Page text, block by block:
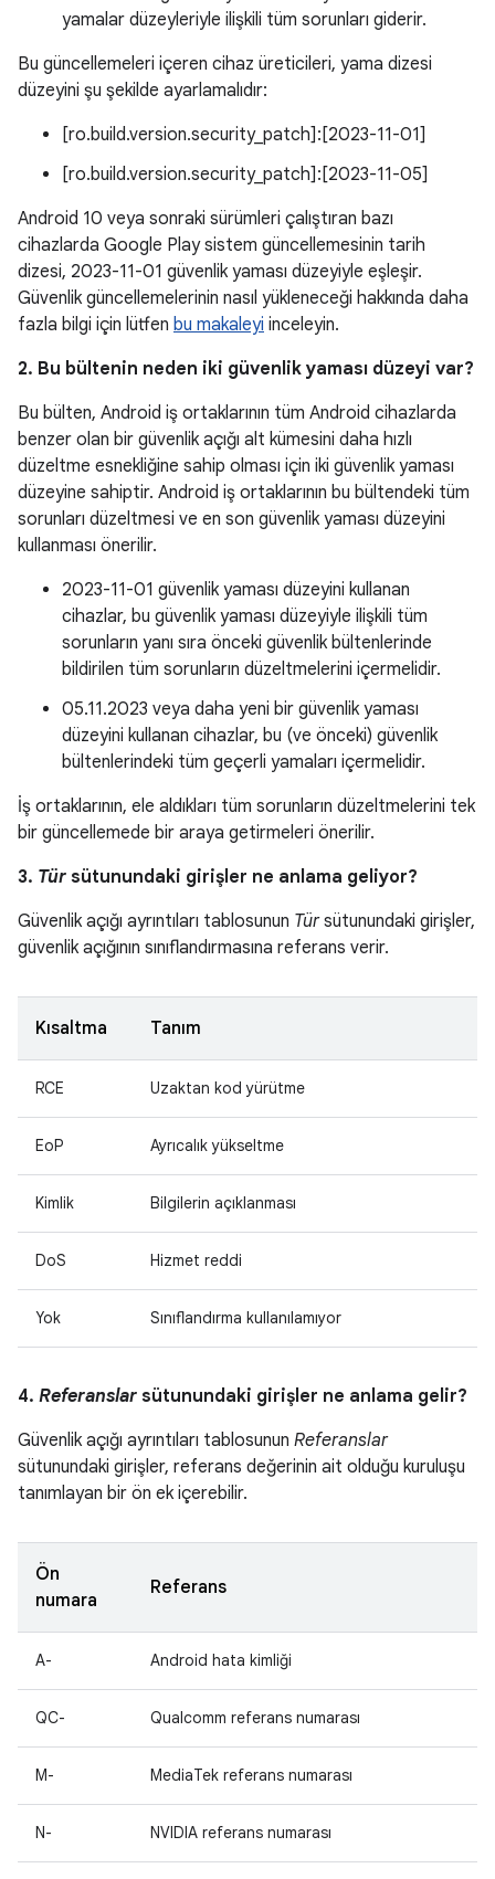
yamalar düzeyleriyle ilişkili tüm sorunları giderir.
Bu güncellemeleri içeren cihaz üreticileri, yama dizesi
düzeyini şu şekilde ayarlamalıdır:
[ro.build.version.security_patch]:[2023-11-01]
[ro.build.version.security_patch]:[2023-11-05]
Android 10 veya sonraki sürümleri çalıştıran bazı
cihazlarda Google Play sistem güncellemesinin tarih
dizesi, 2023-11-01 güvenlik yaması düzeyiyle eşleşir.
Güvenlik güncellemelerinin nasıl yükleneceği hakkında daha
fazla bilgi için lütfen bu makaleyi inceleyin.
2. Bu bültenin neden iki güvenlik yaması düzeyi var?
Bu bülten, Android iş ortaklarının tüm Android cihazlarda
benzer olan bir güvenlik açığı alt kümesini daha hızlı
düzeltme esnekliğine sahip olması için iki güvenlik yaması
düzeyine sahiptir. Android iş ortaklarının bu bültendeki tüm
sorunları düzeltmesi ve en son güvenlik yaması düzeyini
kullanması önerilir.
2023-11-01 güvenlik yaması düzeyini kullanan
cihazlar, bu güvenlik yaması düzeyiyle ilişkili tüm
sorunların yanı sıra önceki güvenlik bültenlerinde
bildirilen tüm sorunların düzeltmelerini içermelidir.
05.11.2023 veya daha yeni bir güvenlik yaması
düzeyini kullanan cihazlar, bu (ve önceki) güvenlik
bültenlerindeki tüm geçerli yamaları içermelidir.
İş ortaklarının, ele aldıkları tüm sorunların düzeltmelerini tek
bir güncellemede bir araya getirmeleri önerilir.
3. Tür sütunundaki girişler ne anlama geliyor?
Güvenlik açığı ayrıntıları tablosunun Türsütunundaki girişler,
güvenlik açığının sınıflandırmasına referans verir.
Kısaltma Tanım
RCE Uzaktan kod yürütme
EoP Ayrıcalık yükseltme
Kimlik Bilgilerin açıklanması
DoS Hizmet reddi
Yok Sınıflandırma kullanılamıyor
4. Referanslar sütunundaki girişler ne anlama gelir?
Güvenlik açığı ayrıntıları tablosunun Referanslar
sütunundaki girişler, referans değerinin ait olduğu kuruluşu
tanımlayan bir ön ek içerebilir.
Ön
numara
Referans
A- Android hata kimliği
QC- Qualcomm referans numarası
M- MediaTek referans numarası
N- NVIDIA referans numarası